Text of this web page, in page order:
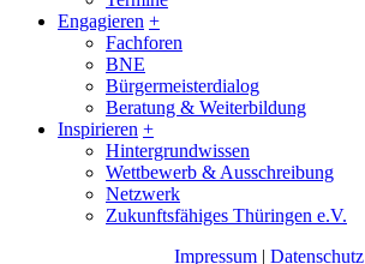
Engagieren +
Fachforen
BNE
Bürgermeisterdialog
Beratung & Weiterbildung
Inspirieren +
Hintergrundwissen
Wettbewerb & Ausschreibung
Netzwerk
Zukunftsfähiges Thüringen e.V.
Impressum | Datenschutz